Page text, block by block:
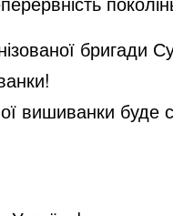
бригади
вишиванки буде